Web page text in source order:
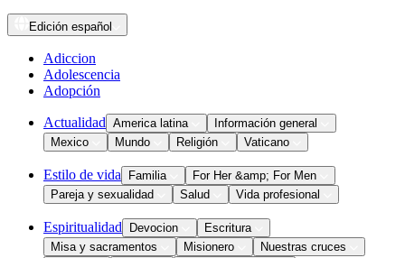
Edición español
Adiccion
Adolescencia
Adopción
Actualidad America latina
Información general
Mexico
Mundo Religión Vaticano
Estilo de vida Familia
For Her &amp; For Men
Pareja y sexualidad
Salud Vida profesional
Espiritualidad Devocion
Escritura
Misa y sacramentos
Misionero
Nuestras cruces